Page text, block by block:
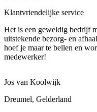
Klantvriendelijke service
Het is een geweldig bedrijf
uitstekende bezorg- en
hoef je maar te bellen en
medewerker!
Jos van Koolwijk
Dreumel, Gelderland